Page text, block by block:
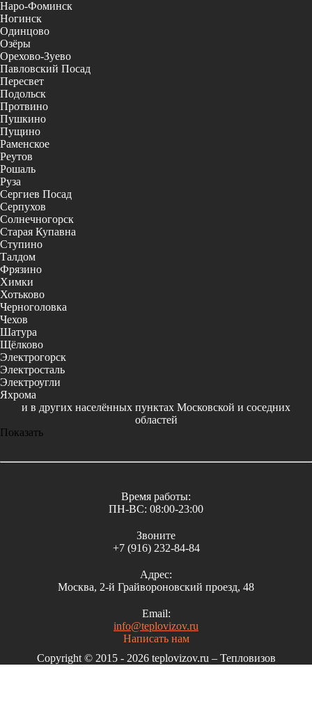
Наро-Фоминск
Ногинск
Одинцово
Озёры
Орехово-Зуево
Павловский Посад
Пересвет
Подольск
Протвино
Пушкино
Пущино
Раменское
Реутов
Рошаль
Руза
Сергиев Посад
Серпухов
Солнечногорск
Старая Купавна
Ступино
Талдом
Фрязино
Химки
Хотьково
Черноголовка
Чехов
Шатура
Щёлково
Электрогорск
Электросталь
Электроугли
Яхрома
и в других населённых пунктах Московской и соседних
областей
Показать
Время работы:
ПН-ВС: 08:00-23:00
Звоните
+7 (916) 232-84-84
Адрес:
Москва, 2-й Грайвороновский проезд, 48
Email:
info@teplovizov.ru
Написать нам
Copyright © 2015 - 2026 teplovizov.ru – Тепловизов